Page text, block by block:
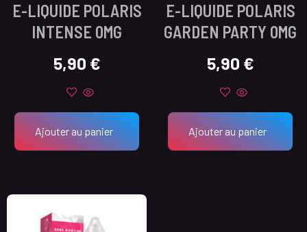
E-LIQUIDE POLARIS
INTENSE 0MG
5,90 €
Ajouter au panier
E-LIQUIDE POLARIS
GARDEN PARTY 0MG
5,90 €
Ajouter au panier